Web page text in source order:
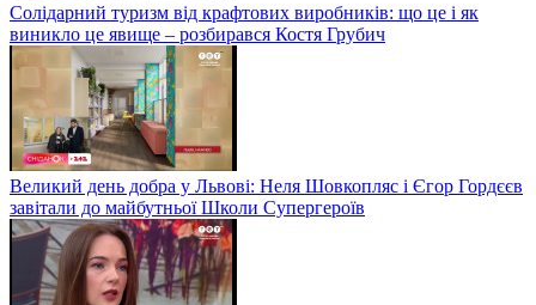
Солідарний туризм від крафтових виробників: що це і як
виникло це явище – розбирався Костя Грубич
Великий день добра у Львові: Неля Шовкопляс і Єгор Гордєєв
завітали до майбутньої Школи Супергероїв